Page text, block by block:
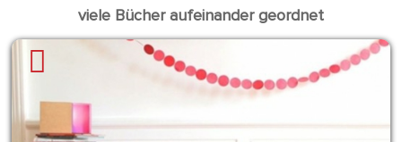
viele Bücher aufeinander geordnet